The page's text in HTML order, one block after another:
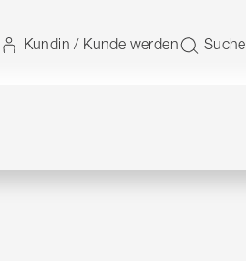
Kundin / Kunde werden Suche